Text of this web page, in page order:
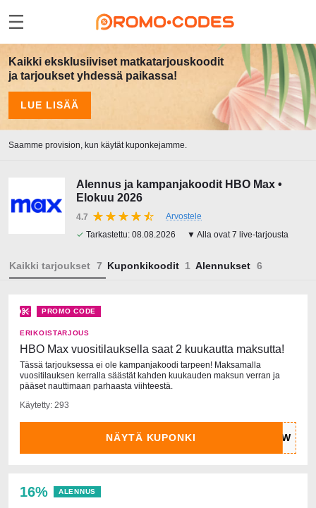
Kaikki eksklusiiviset matkatarjouskoodit
ja tarjoukset yhdessä paikassa!
LUE LISÄÄ
Saamme provision, kun käytät kuponkejamme.
Alennus ja kampanjakoodit HBO Max •
Elokuu 2026
4.7
Arvostele
✓ Tarkastettu: 08.08.2026 ▼ Alla ovat 7 live-tarjousta
Kaikki tarjoukset Kuponkikoodit Alennukset
PROMO CODE
ERIKOISTARJOUS
HBO Max vuositilauksella saat 2 kuukautta maksutta!
Tässä tarjouksessa ei ole kampanjakoodi tarpeen! Maksamalla
vuositilauksen kerralla säästät kahden kuukauden maksun verran ja
pääset nauttimaan parhaasta viihteestä.
Käytetty: 293
NÄYTÄ KUPONKI
16% ALENNUS